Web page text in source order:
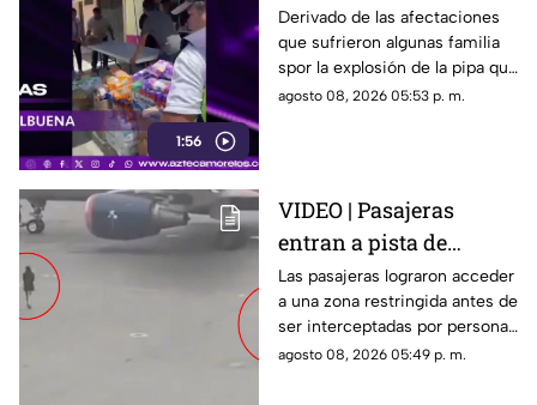
1:56
familias afectadas por
la explosión de pipa en
Cuernavaca
Derivado de las afectaciones
que sufrieron algunas familia
spor la explosión de la pipa que
transportaba gas LP,
agosto 08, 2026 05:53 p. m.
VIDEO | Pasajeras
entran a pista de
aeropuerto tras perder
su vuelo; autoridades
logran detenerlas
Las pasajeras lograron acceder
a una zona restringida antes de
ser interceptadas por personal
del aeropuerto.
agosto 08, 2026 05:49 p. m.